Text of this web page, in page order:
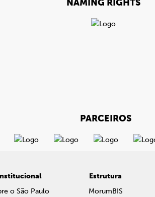
NAMING RIGHTS
PARCEIROS
o São Paulo
Estrutura
MorumBIS